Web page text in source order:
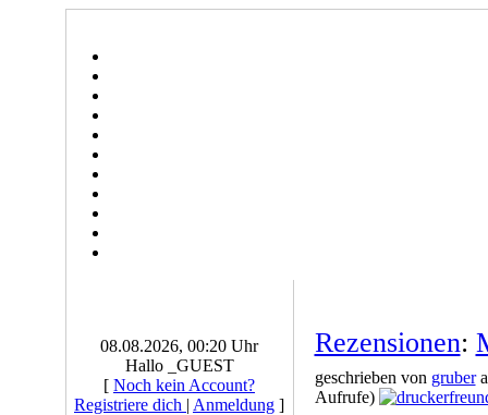
08.08.2026, 00:20 Uhr
Hallo _GUEST
[ Noch kein Account?
Registriere dich | Anmeldung ]
Rezensionen:
geschrieben von gruber
Aufrufe)